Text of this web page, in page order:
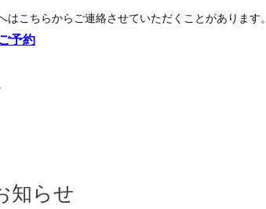
こちらからご連絡させていただくことがあります。
予約
知らせ